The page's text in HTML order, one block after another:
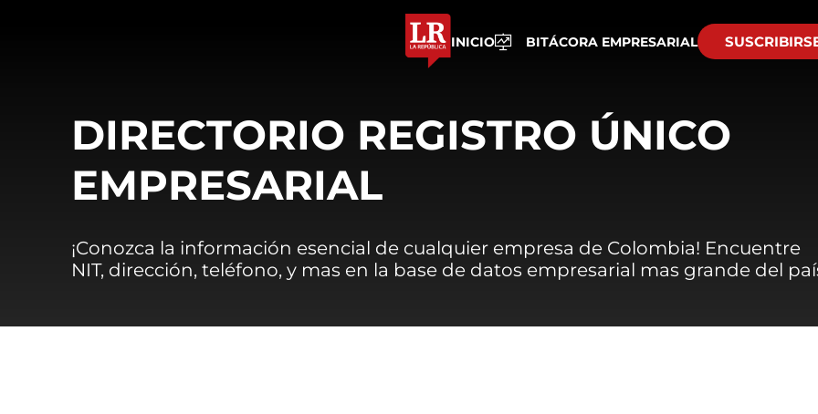
INICIO BITÁCORA EMPRESARIAL
DIRECTORIO REGISTRO ÚNICO
EMPRESARIAL
¡Conozca la información esencial de cualquier empresa de Colombia! Encuentre
NIT, dirección, teléfono, y mas en la base de datos empresarial mas grande del